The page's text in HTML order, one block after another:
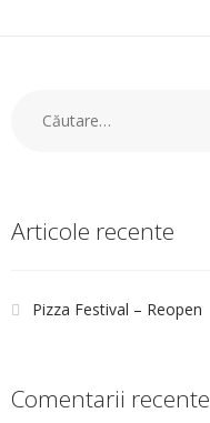
Articole recente
Pizza Festival – Reopen
Comentarii recente